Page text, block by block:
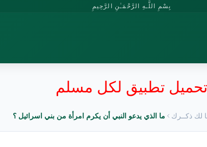
بِسْمِ اللَّـهِ الرَّحْمَـٰنِ الرَّحِيمِ
تحميل تطبيق لكل مسلم
لك ذكــرك ما الذي يدعو النبي أن يكرم امرأة من بني اسرائيل ؟